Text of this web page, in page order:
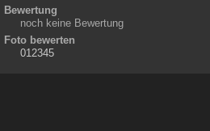
Bewertung
noch keine Bewertung
Foto bewerten